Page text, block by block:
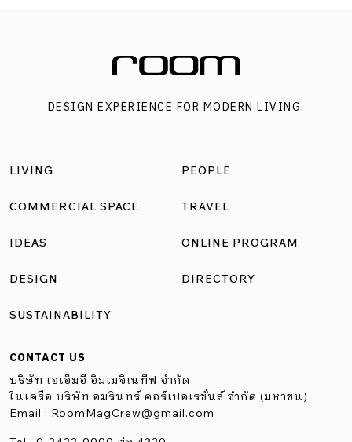
DESIGN EXPERIENCE FOR MODERN LIVING.
LIVING
COMMERCIAL SPACE
IDEAS
DESIGN
SUSTAINABILITY
PEOPLE
TRAVEL
ONLINE PROGRAM
DIRECTORY
CONTACT US
บริษัท เอเอ็มอี อิมเมจิเนทีฟ จำกัด
ในเครือ บริษัท อมรินทร์ คอร์เปอเรชั่นส์ จำกัด (มหาชน)
Email : RoomMagCrew@gmail.com